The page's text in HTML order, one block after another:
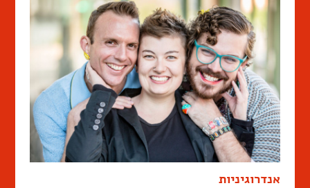
אנדרוגיניות